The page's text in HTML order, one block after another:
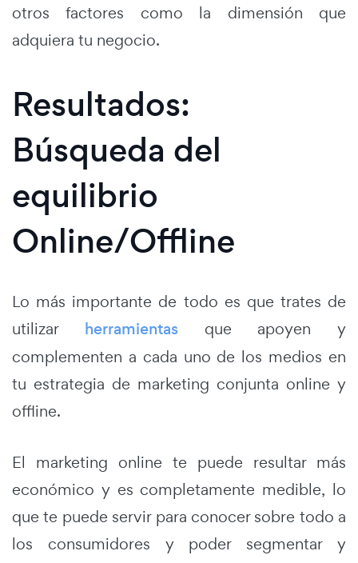
otros factores como la dimensión que
adquiera tu negocio.
Resultados:
Búsqueda del
equilibrio
Online/Offline
Lo más importante de todo es que trates de
utilizar herramientas
que apoyen y
complementen a cada uno de los medios en
tu estrategia de marketing conjunta online y
offline.
El marketing online te puede resultar más
económico y es completamente medible, lo
que te puede servir para conocer sobre todo a
los consumidores y poder segmentar y